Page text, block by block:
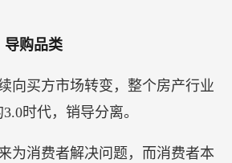
导购品类
向买方市场转变，整个房产行业
时代，销导分离。
为消费者解决问题，而消费者本